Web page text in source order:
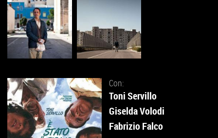
Con:
Toni Servillo
Giselda Volodi
Fabrizio Falco